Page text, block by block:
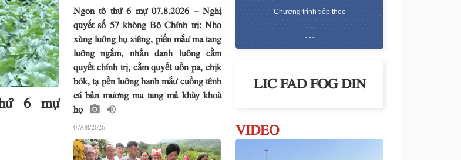
6 mự
Ngon tô thứ 6 mự 07.8.2026 – Nghị
quyết số 57 khòng Bộ Chính trị: Nho
xùng luông hụ xiêng, piến mắư ma tang
luông ngắm, nhẳn danh luông cằm
quyết chính trị, cằm quyết uồn pa, chịk
bók, tạ pền luông hanh mắư cuồng tênh
cá bản mương ma tang mả khày khoà
họ
07/08/2026
Chương trình tiếp theo
---
- - -
LIC FAD FOG DIN
VIDEO